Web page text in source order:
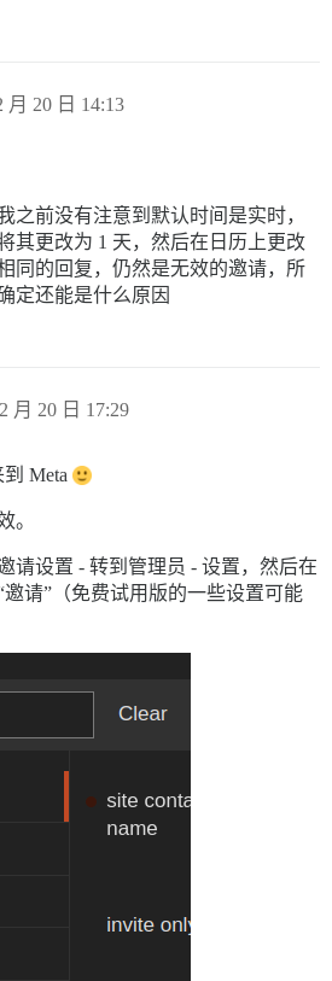
月 20 日 14:13
之前没有注意到默认时间是实时，
其更改为 1 天，然后在日历上更改
同的回复，仍然是无效的邀请，所
还能是什么原因
月 20 日 17:29
到 Meta
。
请设置 - 转到管理员 - 设置，然后在
请”（免费试用版的一些设置可能